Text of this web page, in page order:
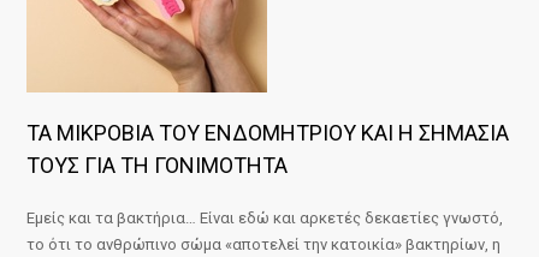
ΤΑ ΜΙΚΡΟΒΙΑ ΤΟΥ ΕΝΔΟΜΗΤΡΙΟΥ ΚΑΙ Η ΣΗΜΑΣΙΑ
ΤΟΥΣ ΓΙΑ ΤΗ ΓΟΝΙΜΟΤΗΤΑ
Εμείς και τα βακτήρια… Είναι εδώ και αρκετές δεκαετίες γνωστό,
το ότι το ανθρώπινο σώμα «αποτελεί την κατοικία» βακτηρίων, η